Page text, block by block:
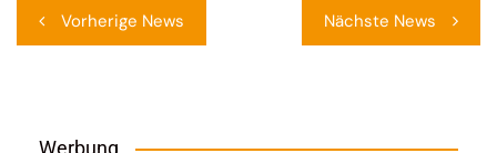
Vorherige News Nächste News
Werbung